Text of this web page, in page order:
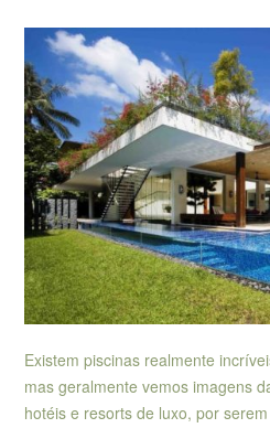
Existem piscinas realmente
mas geralmente vemos imagens
hotéis e resorts de luxo, por